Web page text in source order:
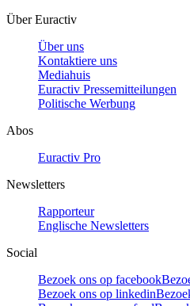
Über Euractiv
Über uns
Kontaktiere uns
Mediahuis
Euractiv Pressemitteilungen
Politische Werbung
Abos
Euractiv Pro
Newsletters
Rapporteur
Englische Newsletters
Social
Bezoek ons op facebook
Bezoek ons op linkedin